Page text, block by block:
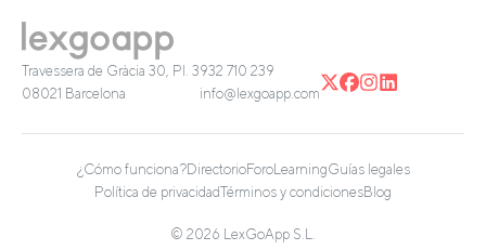
Travessera de Gràcia 30, Pl. 3
08021 Barcelona
932 710 239
info@lexgoapp.com
¿Cómo funciona?DirectorioForoLearningGuías legales
Política de privacidadTérminos y condicionesBlog
© 2026 LexGoApp S.L.